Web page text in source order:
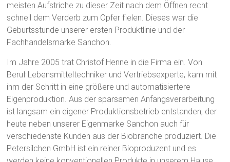
meisten Aufstriche zu dieser Zeit nach dem Öffnen recht
schnell dem Verderb zum Opfer fielen. Dieses war die
Geburtsstunde unserer ersten Produktlinie und der
Fachhandelsmarke Sanchon.
Im Jahre 2005 trat Christof Henne in die Firma ein. Von
Beruf Lebensmitteltechniker und Vertriebsexperte, kam mit
ihm der Schritt in eine größere und automatisiertere
Eigenproduktion. Aus der sparsamen Anfangsverarbeitung
ist langsam ein eigener Produktionsbetrieb entstanden, der
heute neben unserer Eigenmarke Sanchon auch für
verschiedenste Kunden aus der Biobranche produziert. Die
Petersilchen GmbH ist ein reiner Bioproduzent und es